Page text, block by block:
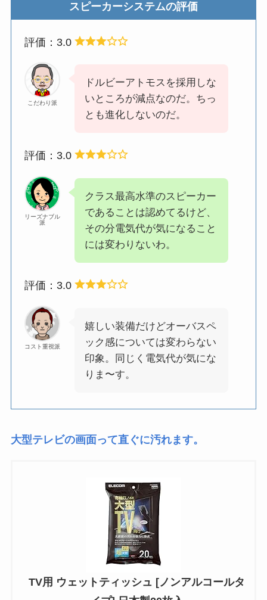
スピーカーシステムの評価
評価：3.0
こだわり派
ドルビーアトモスを採用しな
いところが減点なのだ。ちっ
とも進化しないのだ。
評価：3.0
リーズナブル
派
クラス最高水準のスピーカー
であることは認めてるけど、
その分電気代が気になること
には変わりないわ。
評価：3.0
コスト重視派
嬉しい装備だけどオーバスペ
ック感については変わらない
印象。同じく電気代が気にな
りま〜す。
大型テレビの画面って直ぐに汚れます。
TV用 ウェットティッシュ [ノンアルコールタ